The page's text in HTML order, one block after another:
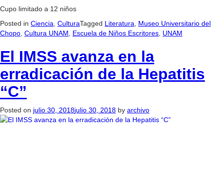
Cupo limitado a 12 niños
Posted in Ciencia CulturaTagged Literatura
Museo Universitario del
Chopo Cultura UNAM Escuela de Niños Escritores UNAM
El IMSS avanza en la
erradicación de la Hepatitis
“C”
Posted on julio 30, 2018julio 30, 2018 by archivo